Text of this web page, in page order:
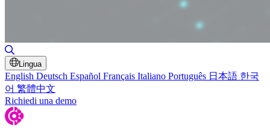
Lingua
English Deutsch Español Français Italiano Português 日本語 한국
어 繁體中文
Richiedi una demo